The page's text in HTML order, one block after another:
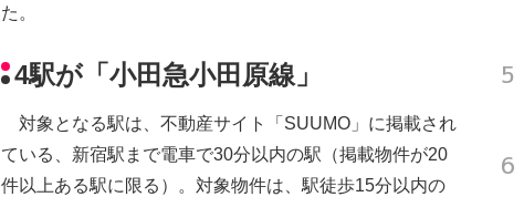
た。
4駅が「小田急小田原線」
対象となる駅は、不動産サイト「SUUMO」に掲載され
ている、新宿駅まで電車で30分以内の駅（掲載物件が20
件以上ある駅に限る）。対象物件は、駅徒歩15分以内の